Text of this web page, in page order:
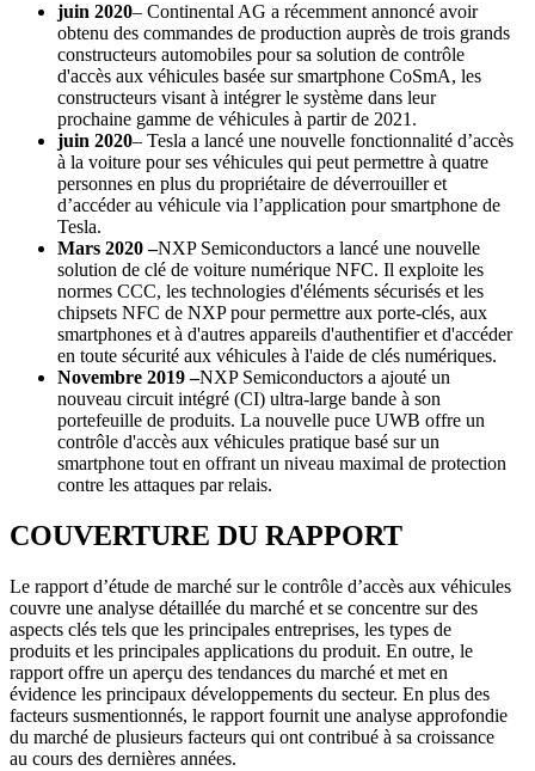
juin 2020– Continental AG a récemment annoncé avoir
obtenu des commandes de production auprès de trois grands
constructeurs automobiles pour sa solution de contrôle
d'accès aux véhicules basée sur smartphone CoSmA, les
constructeurs visant à intégrer le système dans leur
prochaine gamme de véhicules à partir de 2021.
juin 2020– Tesla a lancé une nouvelle fonctionnalité d’accès
à la voiture pour ses véhicules qui peut permettre à quatre
personnes en plus du propriétaire de déverrouiller et
d’accéder au véhicule via l’application pour smartphone de
Tesla.
Mars 2020 –NXP Semiconductors a lancé une nouvelle
solution de clé de voiture numérique NFC. Il exploite les
normes CCC, les technologies d'éléments sécurisés et les
chipsets NFC de NXP pour permettre aux porte-clés, aux
smartphones et à d'autres appareils d'authentifier et d'accéder
en toute sécurité aux véhicules à l'aide de clés numériques.
Novembre 2019 –NXP Semiconductors a ajouté un
nouveau circuit intégré (CI) ultra-large bande à son
portefeuille de produits. La nouvelle puce UWB offre un
contrôle d'accès aux véhicules pratique basé sur un
smartphone tout en offrant un niveau maximal de protection
contre les attaques par relais.
COUVERTURE DU RAPPORT
Le rapport d’étude de marché sur le contrôle d’accès aux véhicules
couvre une analyse détaillée du marché et se concentre sur des
aspects clés tels que les principales entreprises, les types de
produits et les principales applications du produit. En outre, le
rapport offre un aperçu des tendances du marché et met en
évidence les principaux développements du secteur. En plus des
facteurs susmentionnés, le rapport fournit une analyse approfondie
du marché de plusieurs facteurs qui ont contribué à sa croissance
au cours des dernières années.